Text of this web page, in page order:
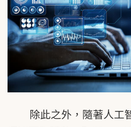
除此之外，隨著人工